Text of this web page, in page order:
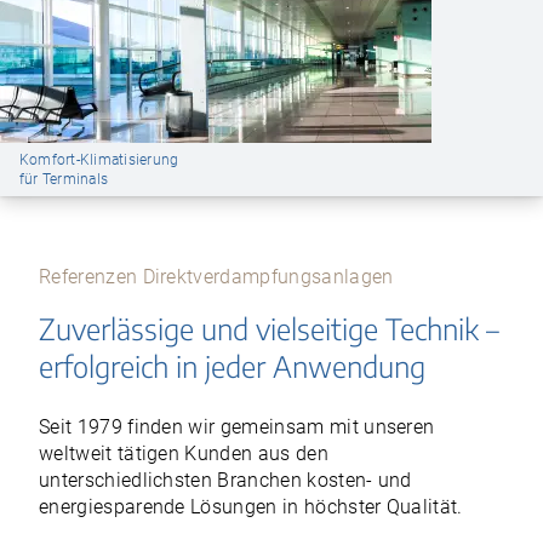
Komfort-Klimatisierung
für Terminals
Referenzen Direktverdampfungsanlagen
Zuverlässige und vielseitige Technik –
erfolgreich in jeder Anwendung
Seit 1979 finden wir gemeinsam mit unseren
weltweit tätigen Kunden aus den
unterschiedlichsten Branchen kosten- und
energiesparende Lösungen in höchster Qualität.